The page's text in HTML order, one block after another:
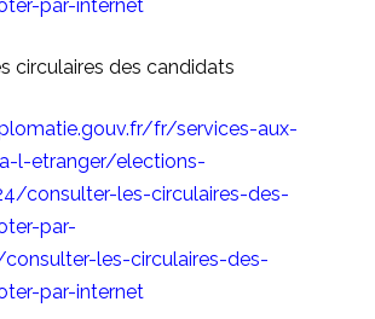
par-internet
circulaires des candidats
fr/services-aux-
l-etranger/elections-
consulter-les-circulaires-des-
par-
les-circulaires-des-
par-internet